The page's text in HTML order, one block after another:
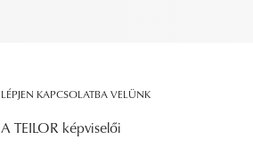
LÉPJEN KAPCSOLATBA VELÜNK
A TEILOR képviselői